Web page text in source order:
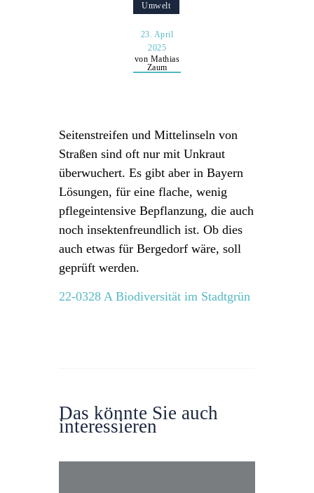
Umwelt
23. April
2025
von Mathias
Zaum
Seitenstreifen und Mittelinseln von
Straßen sind oft nur mit Unkraut
überwuchert. Es gibt aber in Bayern
Lösungen, für eine flache, wenig
pflegeintensive Bepflanzung, die auch
noch insektenfreundlich ist. Ob dies
auch etwas für Bergedorf wäre, soll
geprüft werden.
22-0328 A Biodiversität im Stadtgrün
Das könnte Sie auch
interessieren